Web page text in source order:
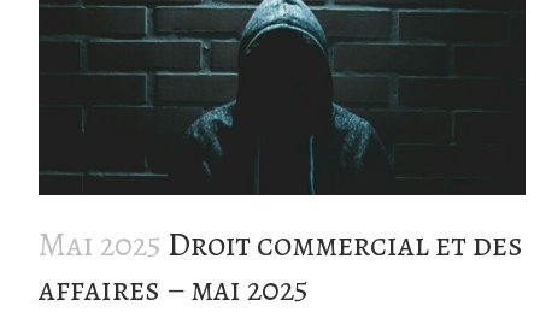
Mai 2025 Droit commercial et des
affaires – mai 2025